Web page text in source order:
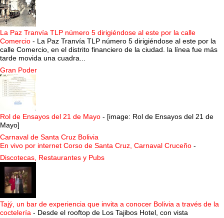
La Paz Tranvía TLP número 5 dirigiéndose al este por la calle
Comercio - La Paz Tranvía TLP número 5 dirigiéndose al este por la
calle Comercio, en el distrito financiero de la ciudad. la línea fue más
tarde movida una cuadra...
Gran Poder
Rol de Ensayos del 21 de Mayo - [image: Rol de Ensayos del 21 de
Mayo]
Carnaval de Santa Cruz Bolivia
En vivo por internet Corso de Santa Cruz, Carnaval Cruceño -
Discotecas, Restaurantes y Pubs
Tajý, un bar de experiencia que invita a conocer Bolivia a través de la
coctelería - Desde el rooftop de Los Tajibos Hotel, con vista